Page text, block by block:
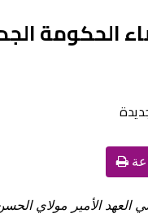
الحكومة
الأمير مولاي